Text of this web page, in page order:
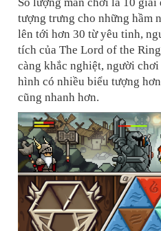
tượng trưng cho những hầm
lên tới hơn 30 từ yêu tinh,
tích của The Lord of the
càng khắc nghiệt, người
hình có nhiều biểu tượng
cũng nhanh hơn.